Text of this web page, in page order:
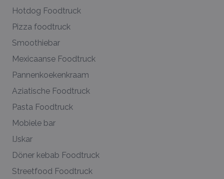
Hotdog Foodtruck
Pizza foodtruck
Smoothiebar
Mexicaanse Foodtruck
Pannenkoekenkraam
Aziatische Foodtruck
Pasta Foodtruck
Mobiele bar
IJskar
Döner kebab Foodtruck
Streetfood Foodtruck